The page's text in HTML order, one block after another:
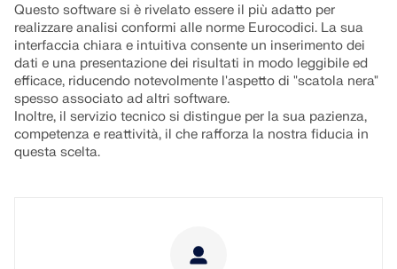
Questo software si è rivelato essere il più adatto per
realizzare analisi conformi alle norme Eurocodici. La sua
interfaccia chiara e intuitiva consente un inserimento dei
dati e una presentazione dei risultati in modo leggibile ed
efficace, riducendo notevolmente l'aspetto di "scatola nera"
spesso associato ad altri software.
Inoltre, il servizio tecnico si distingue per la sua pazienza,
competenza e reattività, il che rafforza la nostra fiducia in
questa scelta.